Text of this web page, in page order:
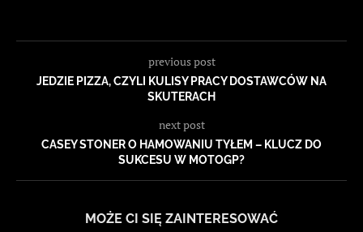
previous post
JEDZIE PIZZA, CZYLI KULISY PRACY DOSTAWCÓW NA
SKUTERACH
next post
CASEY STONER O HAMOWANIU TYŁEM – KLUCZ DO
SUKCESU W MOTOGP?
MOŻE CI SIĘ ZAINTERESOWAĆ